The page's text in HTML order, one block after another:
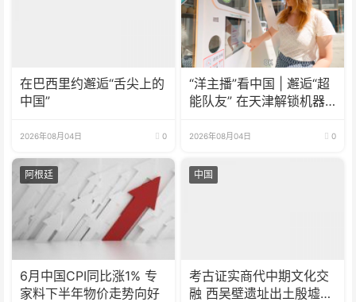
在巴西里约邂逅“舌尖上的
中国”
2026年08月04日 0
“洋主播”看中国 | 邂逅“超
能队友” 在天津解锁机器
2026年08月04日 0
阿根廷
6月中国CPI同比涨1% 专
家料下半年物价走势向好
中国
考古证实商代中期文化交
融 西吴壁遗址出土殷墟风